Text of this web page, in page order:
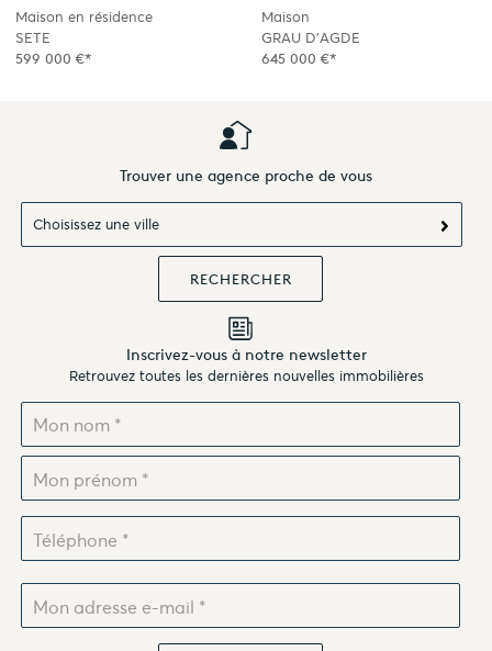
Maison en résidence
SETE
599 000 €*
Maison
GRAU D'AGDE
645 000 €*
Trouver une agence proche de vous
Choisissez une ville
Inscrivez-vous à notre newsletter
Retrouvez toutes les dernières nouvelles immobilières